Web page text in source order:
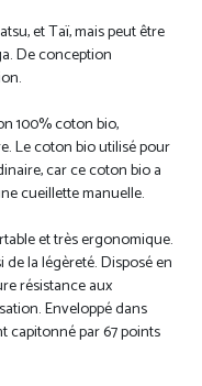
et Taï, mais peut être
De conception
100% coton bio,
Le coton bio utilisé pour
car ce coton bio a
cueillette manuelle.
et très ergonomique.
la légèreté. Disposé en
résistance aux
Enveloppé dans
capitonné par 67 points